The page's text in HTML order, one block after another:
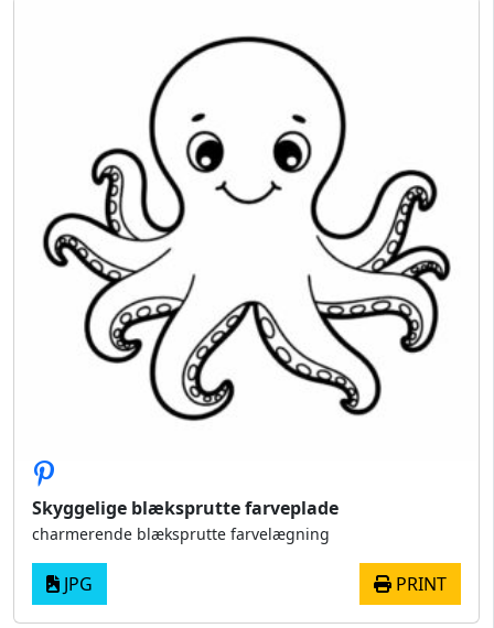
Skyggelige blæksprutte farveplade
charmerende blæksprutte farvelægning
JPG PRINT